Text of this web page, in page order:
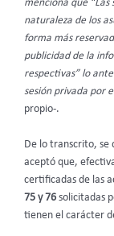
menciona que “Las
naturaleza de los
forma más
publicidad de la
respectivas” lo
sesión privada por
propio-.
De lo transcrito, se
aceptó que,
certificadas de las
75 y 76 solicitadas
tienen el carácter